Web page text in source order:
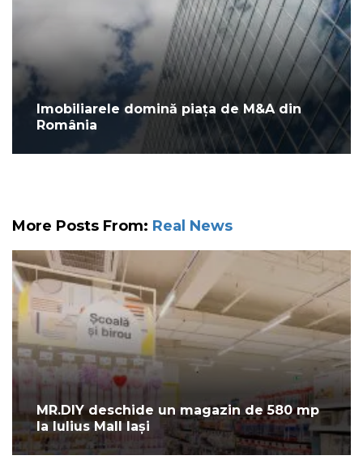
Imobiliarele domină piața de M&A din
România
More Posts From: Real News
MR.DIY deschide un magazin de 580 mp
la Iulius Mall Iași